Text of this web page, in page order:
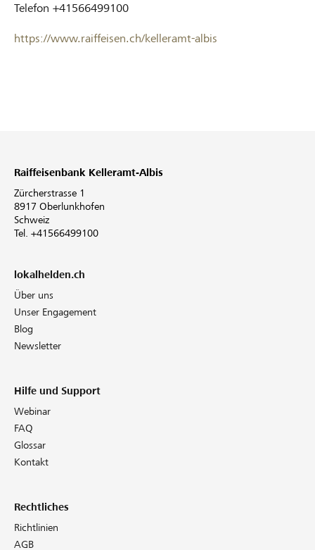
Telefon +41566499100
https://www.raiffeisen.ch/kelleramt-albis
Raiffeisenbank Kelleramt-Albis
Zürcherstrasse 1
8917 Oberlunkhofen
Schweiz
Tel. +41566499100
lokalhelden.ch
Über uns
Unser Engagement
Blog
Newsletter
Hilfe und Support
Webinar
FAQ
Glossar
Kontakt
Rechtliches
Richtlinien
AGB